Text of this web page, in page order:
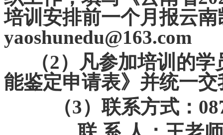
培训安排前一个月报云
yaoshunedu@163.com
（2）凡参加培训的
能鉴定申请表》并统一
（3）联系方式：